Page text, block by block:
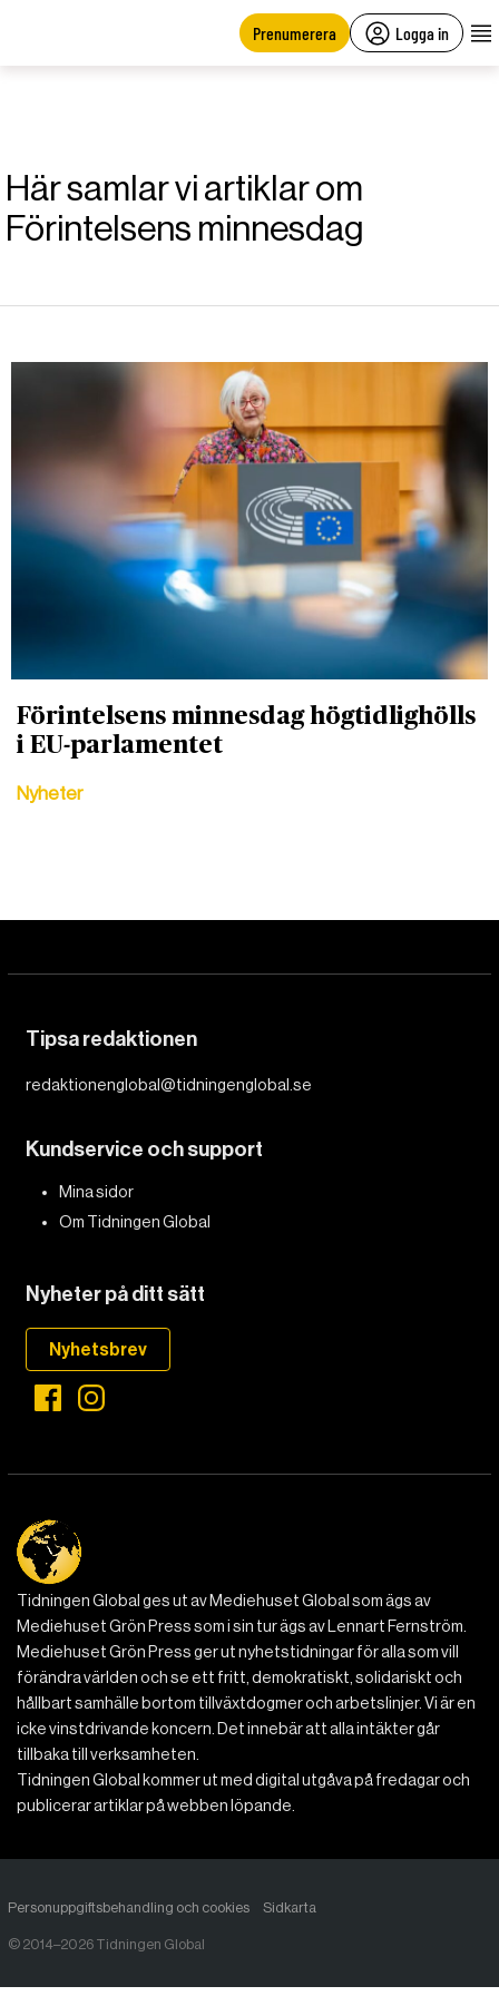
Prenumerera Logga in
Här samlar vi artiklar om
Förintelsens minnesdag
Förintelsens minnesdag högtidlighölls
i EU-parlamentet
Nyheter
Tipsa redaktionen
redaktionenglobal@tidningenglobal.se
Kundservice och support
Mina sidor
Om Tidningen Global
Nyheter på ditt sätt
Nyhetsbrev
Tidningen Global ges ut av Mediehuset Global som ägs av
Mediehuset Grön Press som i sin tur ägs av Lennart Fernström.
Mediehuset Grön Press ger ut nyhetstidningar för alla som vill
förändra världen och se ett fritt, demokratiskt, solidariskt och
hållbart samhälle bortom tillväxtdogmer och arbetslinjer. Vi är en
icke vinstdrivande koncern. Det innebär att alla intäkter går
tillbaka till verksamheten.
Tidningen Global kommer ut med digital utgåva på fredagar och
publicerar artiklar på webben löpande.
Personuppgiftsbehandling och cookies Sidkarta
© 2014–2026 Tidningen Global